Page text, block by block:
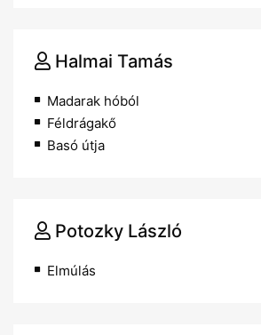
Halmai Tamás
Madarak hóból
Féldrágakő
Basó útja
Potozky László
Elmúlás